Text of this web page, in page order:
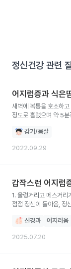
정신건강관련
어지럼증과 식은
새벽에 복통을 호소하
정도로 흘렀으며 약 5
감기/몸살
2022.09.29
갑작스런 어지럼
1. 울렁거리고 메스거리
점점 정신이 돌아옴, 정
신경과
어지러움
2025.07.20